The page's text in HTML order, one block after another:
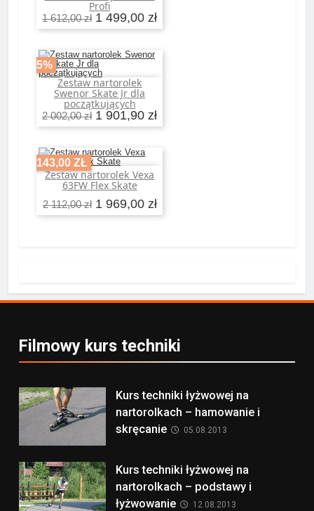
Profi
1 612,00 zł 1 499,00 zł
-5%
Zestaw nartorolek
Swenor Skate Jr dla
początkujących
2 002,00 zł 1 901,90 zł
Dodaj do koszyka
-143,00 ZŁ
Zestaw nartorolek Vexa
63FW Flex Skate
2 112,00 zł 1 969,00 zł
Dodaj do koszyka
Filmowy kurs techniki
Kurs techniki łyżwowej na
nartorolkach – hamowanie i
skręcanie
05.08.2013
Kurs techniki łyżwowej na
nartorolkach – podstawy i
łyżwowanie
12.08.2013